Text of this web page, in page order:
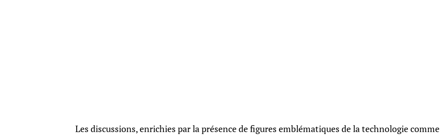
Les discussions, enrichies par la présence de figures emblématiques de la technologie comme